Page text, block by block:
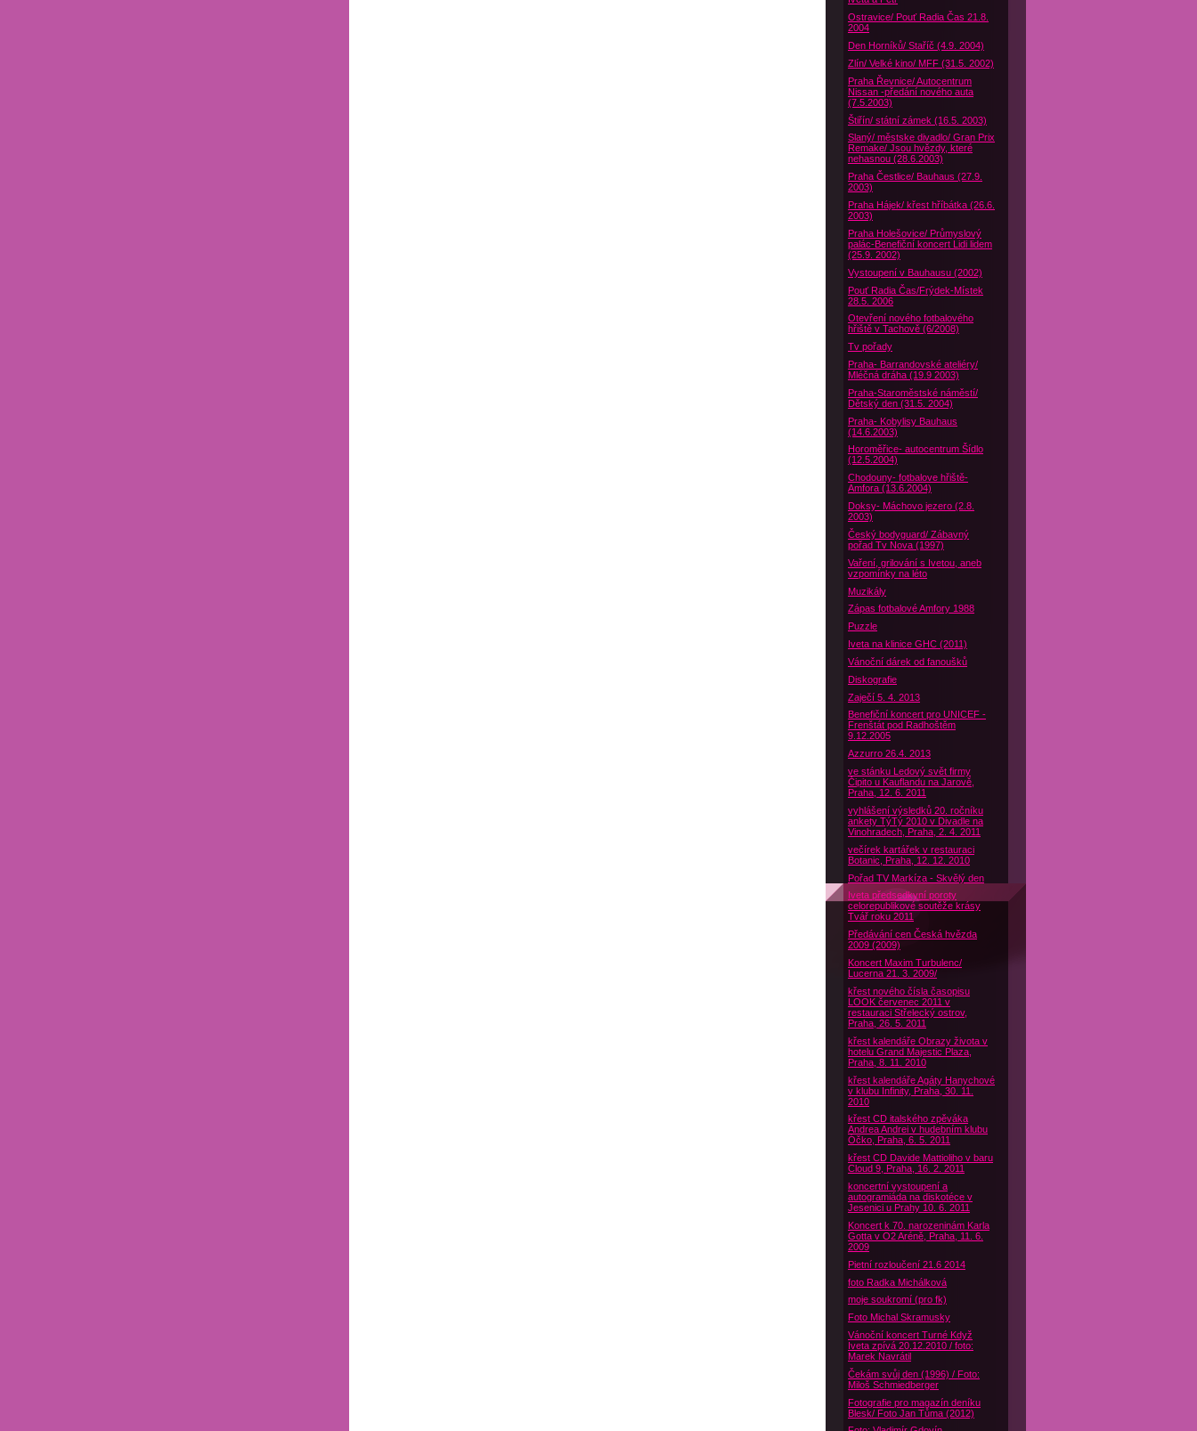
Ostravice/ Pouť Radia Čas 21.8.
2004
Den Horníků/ Staříč (4.9. 2004)
Zlín/ Velké kino/ MFF (31.5. 2002)
Praha Řevnice/ Autocentrum
Nissan -předání nového auta
(7.5.2003)
Štiřín/ státní zámek (16.5. 2003)
Slaný/ městske divadlo/ Gran Prix
Remake/ Jsou hvězdy, které
nehasnou (28.6.2003)
Praha Čestlice/ Bauhaus (27.9.
2003)
Praha Hájek/ křest hříbátka (26.6.
2003)
Praha Holešovice/ Průmyslový
palác-Benefiční koncert Lidi lidem
(25.9. 2002)
Vystoupení v Bauhausu (2002)
Pouť Radia Čas/Frýdek-Místek
28.5. 2006
Otevření nového fotbalového
hřiště v Tachově (6/2008)
Tv pořady
Praha- Barrandovské ateliéry/
Mléčná dráha (19.9 2003)
Praha-Staroměstské náměstí/
Dětský den (31.5. 2004)
Praha- Kobylisy Bauhaus
(14.6.2003)
Horoměřice- autocentrum Šídlo
(12.5.2004)
Chodouny- fotbalove hřiště-
Amfora (13.6.2004)
Doksy- Máchovo jezero (2.8.
2003)
Český bodyguard/ Zábavný
pořad Tv Nova (1997)
Vaření, grilování s Ivetou, aneb
vzpomínky na léto
Muzikály
Zápas fotbalové Amfory 1988
Puzzle
Iveta na klinice GHC (2011)
Vánoční dárek od fanoušků
Diskografie
Zaječí 5. 4. 2013
Benefiční koncert pro UNICEF -
Frenštát pod Radhoštěm
9.12.2005
Azzurro 26.4. 2013
ve stánku Ledový svět firmy
Čipito u Kauflandu na Jarově,
Praha, 12. 6. 2011
vyhlášení výsledků 20. ročníku
ankety TýTý 2010 v Divadle na
Vinohradech, Praha, 2. 4. 2011
večírek kartářek v restauraci
Botanic, Praha, 12. 12. 2010
Pořad TV Markíza - Skvělý den
Iveta předsedkyní poroty
celorepublikové soutěže krásy
Tvář roku 2011
Předávání cen Česká hvězda
2009 (2009)
Koncert Maxim Turbulenc/
Lucerna 21. 3. 2009/
křest nového čísla časopisu
LOOK červenec 2011 v
restauraci Střelecký ostrov,
Praha, 26. 5. 2011
křest kalendáře Obrazy života v
hotelu Grand Majestic Plaza,
Praha, 8. 11. 2010
křest kalendáře Agáty Hanychové
v klubu Infinity, Praha, 30. 11.
2010
křest CD italského zpěváka
Andrea Andrei v hudebním klubu
Óčko, Praha, 6. 5. 2011
křest CD Davide Mattioliho v baru
Cloud 9, Praha, 16. 2. 2011
koncertní vystoupení a
autogramiáda na diskotéce v
Jesenici u Prahy 10. 6. 2011
Koncert k 70. narozeninám Karla
Gotta v O2 Aréně, Praha, 11. 6.
2009
Pietní rozloučení 21.6 2014
foto Radka Michálková
moje soukromí (pro fk)
Foto Michal Skramusky
Vánoční koncert Turné Když
Iveta zpívá 20.12.2010 / foto:
Marek Navrátil
Čekám svůj den (1996) / Foto:
Miloš Schmiedberger
Fotografie pro magazín deníku
Blesk/ Foto Jan Tůma (2012)